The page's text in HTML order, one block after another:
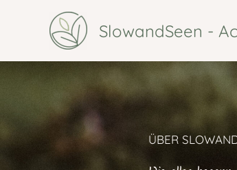
SlowandSeen -
ÜBER